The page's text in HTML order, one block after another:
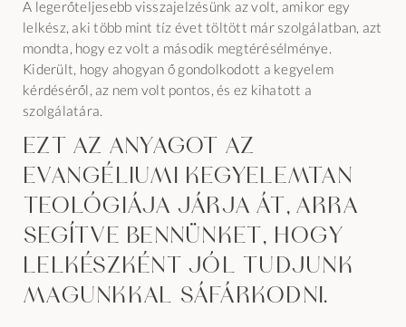
A legerőteljesebb visszajelzésünk az volt, amikor egy
lelkész, aki több mint tíz évet töltött már szolgálatban, azt
mondta, hogy ez volt a második megtérésélménye.
Kiderült, hogy ahogyan ő gondolkodott a kegyelem
kérdéséről, az nem volt pontos, és ez kihatott a
szolgálatára.
Ezt az anyagot az
evangéliumi kegyelemtan
teológiája járja át, arra
segítve bennünket, hogy
lelkészként jól tudjunk
magunkkal sáfárkodni.